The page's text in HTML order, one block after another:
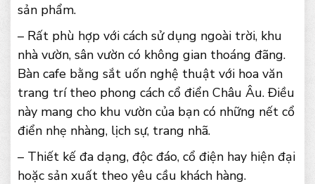
sản phẩm.
– Rất phù hợp với cách sử dụng ngoài trời, khu
nhà vườn, sân vườn có không gian thoáng đãng.
Bàn cafe bằng sắt uốn nghệ thuật với hoa văn
trang trí theo phong cách cổ điển Châu Âu. Điều
này mang cho khu vườn của bạn có những nết cổ
điển nhẹ nhàng, lịch sự, trang nhã.
– Thiết kế đa dạng, độc đáo, cổ điện hay hiện đại
hoặc sản xuất theo yêu cầu khách hàng.